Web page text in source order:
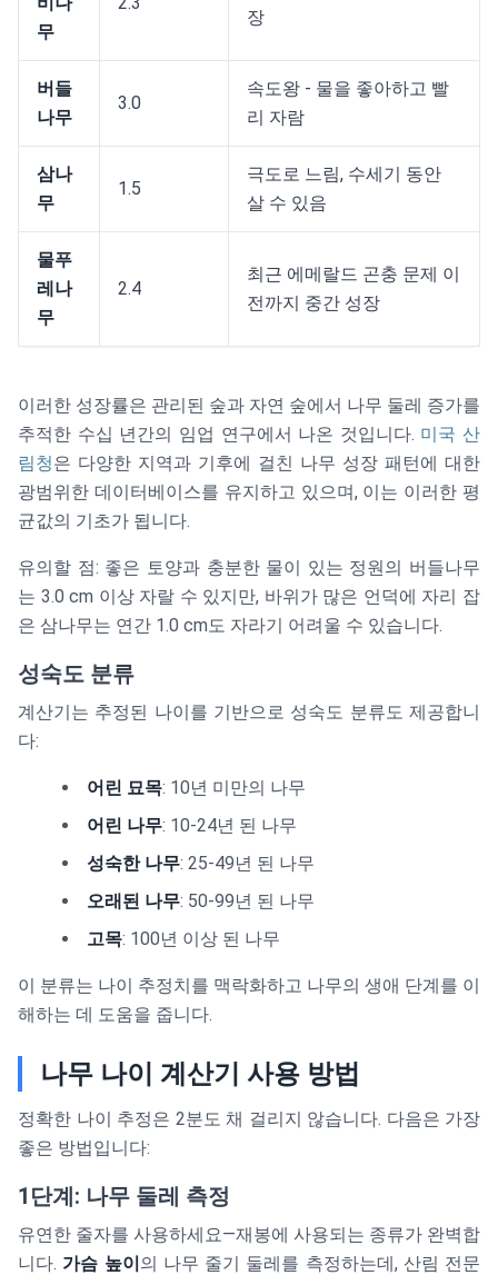
무
장
버들
나무
3.0
속도왕 - 물을 좋아하고 빨
리 자람
삼나
무
1.5
극도로 느림, 수세기 동안
살 수 있음
물푸
레나
무
2.4
최근 에메랄드 곤충 문제 이
전까지 중간 성장
이러한 성장률은 관리된 숲과 자연 숲에서 나무 둘레 증가를
추적한 수십 년간의 임업 연구에서 나온 것입니다. 미국 산
림청은 다양한 지역과 기후에 걸친 나무 성장 패턴에 대한
광범위한 데이터베이스를 유지하고 있으며, 이는 이러한 평
균값의 기초가 됩니다.
유의할 점: 좋은 토양과 충분한 물이 있는 정원의 버들나무
는 3.0 cm 이상 자랄 수 있지만, 바위가 많은 언덕에 자리 잡
은 삼나무는 연간 1.0 cm도 자라기 어려울 수 있습니다.
성숙도 분류
계산기는 추정된 나이를 기반으로 성숙도 분류도 제공합니
다:
어린 묘목: 10년 미만의 나무
어린 나무: 10-24년 된 나무
성숙한 나무: 25-49년 된 나무
오래된 나무: 50-99년 된 나무
고목: 100년 이상 된 나무
이 분류는 나이 추정치를 맥락화하고 나무의 생애 단계를 이
해하는 데 도움을 줍니다.
나무 나이 계산기 사용 방법
정확한 나이 추정은 2분도 채 걸리지 않습니다. 다음은 가장
좋은 방법입니다:
1단계: 나무 둘레 측정
유연한 줄자를 사용하세요—재봉에 사용되는 종류가 완벽합
니다. 가슴 높이의 나무 줄기 둘레를 측정하는데, 산림 전문